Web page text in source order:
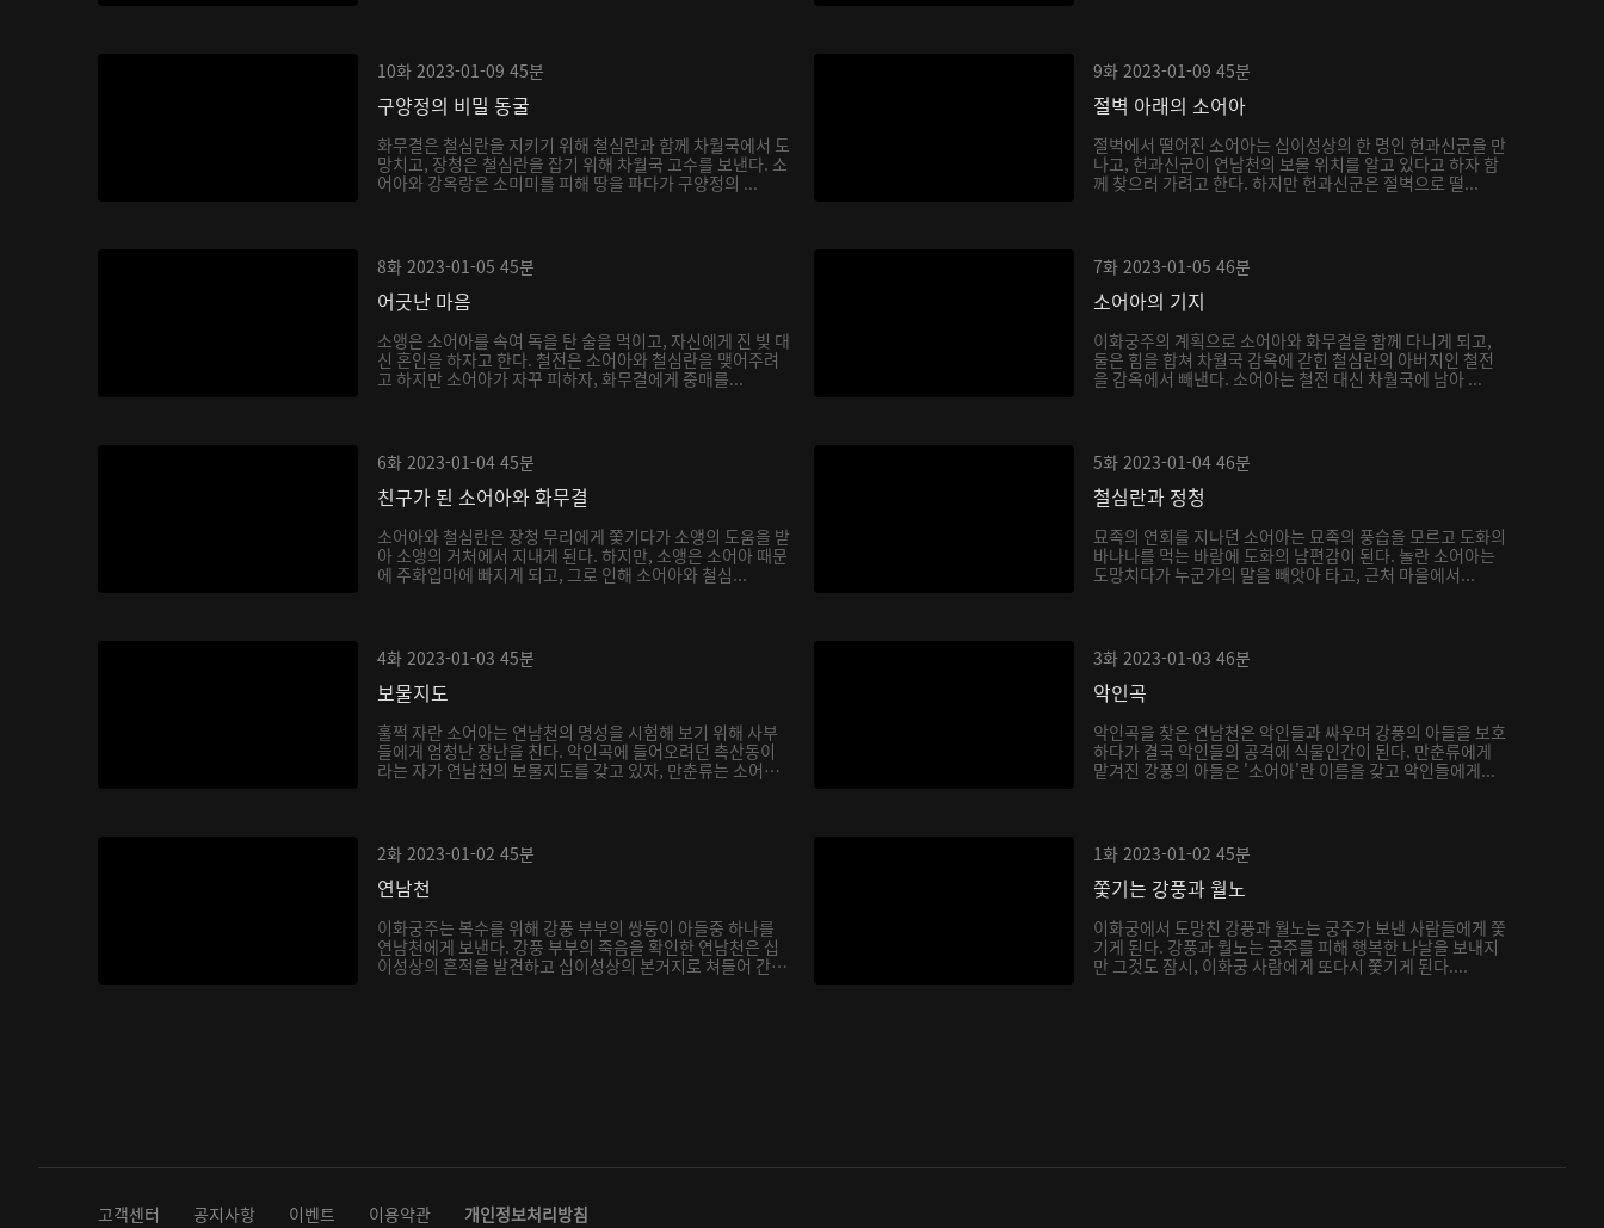
10화 2023-01-09 45분
구양정의 비밀 동굴
화무결은 철심란을 지키기 위해 철심란과 함께 차월국에서 도
망치고, 장청은 철심란을 잡기 위해 차월국 고수를 보낸다. 소
어아와 강옥랑은 소미미를 피해 땅을 파다가 구양정의 ...
9화 2023-01-09 45분
절벽 아래의 소어아
절벽에서 떨어진 소어아는 십이성상의 한 명인 헌과신군을 만
나고, 헌과신군이 연남천의 보물 위치를 알고 있다고 하자 함
께 찾으러 가려고 한다. 하지만 헌과신군은 절벽으로 떨...
8화 2023-01-05 45분
어긋난 마음
소앵은 소어아를 속여 독을 탄 술을 먹이고, 자신에게 진 빚 대
신 혼인을 하자고 한다. 철전은 소어아와 철심란을 맺어주려
고 하지만 소어아가 자꾸 피하자, 화무결에게 중매를...
7화 2023-01-05 46분
소어아의 기지
이화궁주의 계획으로 소어아와 화무결을 함께 다니게 되고,
둘은 힘을 합쳐 차월국 감옥에 갇힌 철심란의 아버지인 철전
을 감옥에서 빼낸다. 소어아는 철전 대신 차월국에 남아 ...
6화 2023-01-04 45분
친구가 된 소어아와 화무결
소어아와 철심란은 장청 무리에게 쫓기다가 소앵의 도움을 받
아 소앵의 거처에서 지내게 된다. 하지만, 소앵은 소어아 때문
에 주화입마에 빠지게 되고, 그로 인해 소어아와 철심...
5화 2023-01-04 46분
철심란과 정청
묘족의 연회를 지나던 소어아는 묘족의 풍습을 모르고 도화의
바나나를 먹는 바람에 도화의 남편감이 된다. 놀란 소어아는
도망치다가 누군가의 말을 빼앗아 타고, 근처 마을에서...
4화 2023-01-03 45분
보물지도
훌쩍 자란 소어아는 연남천의 명성을 시험해 보기 위해 사부
들에게 엄청난 장난을 친다. 악인곡에 들어오려던 촉산동이
라는 자가 연남천의 보물지도를 갖고 있자, 만춘류는 소어
3화 2023-01-03 46분
악인곡
악인곡을 찾은 연남천은 악인들과 싸우며 강풍의 아들을 보호
하다가 결국 악인들의 공격에 식물인간이 된다. 만춘류에게
맡겨진 강풍의 아들은 '소어아'란 이름을 갖고 악인들에게...
2화 2023-01-02 45분
연남천
이화궁주는 복수를 위해 강풍 부부의 쌍둥이 아들중 하나를
연남천에게 보낸다. 강풍 부부의 죽음을 확인한 연남천은 십
이성상의 흔적을 발견하고 십이성상의 본거지로 쳐들어 간
1화 2023-01-02 45분
쫓기는 강풍과 월노
이화궁에서 도망친 강풍과 월노는 궁주가 보낸 사람들에게 쫓
기게 된다. 강풍과 월노는 궁주를 피해 행복한 나날을 보내지
만 그것도 잠시, 이화궁 사람에게 또다시 쫓기게 된다....
고객센터 공지사항 이벤트 이용약관 개인정보처리방침